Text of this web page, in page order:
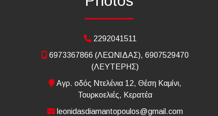
2292041511
6973367866 (ΛΕΩΝΙΔΑΣ), 6907529470
(ΛΕΥΤΕΡΗΣ)
Αγρ. οδός Ντελένια 12, Θέση Καμίνι,
Τουρκοελιές, Κερατέα
leonidasdiamantopoulos@gmail.com